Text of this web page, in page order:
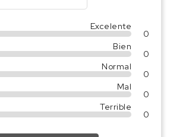
Excelente
0
Bien
0
Normal
0
Mal
0
Terrible
0